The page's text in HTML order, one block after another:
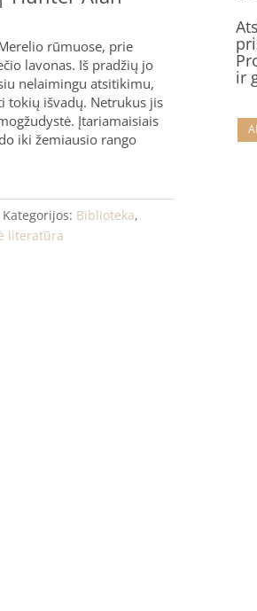
rūmuose, prie
lavonas. Iš pradžių jo
nelaimingu atsitikimu,
tokių išvadų. Netrukus jis
Įtariamaisiais
iki žemiausio rango
Kategorijos: Biblioteka,
literatūra
ir